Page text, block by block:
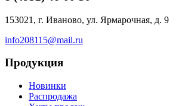
153021, г. Иваново, ул. Ярмарочная, д. 9
info208115@mail.ru
Продукция
Новинки
Распродажа